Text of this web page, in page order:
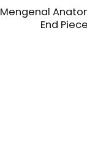
Mengenal
End